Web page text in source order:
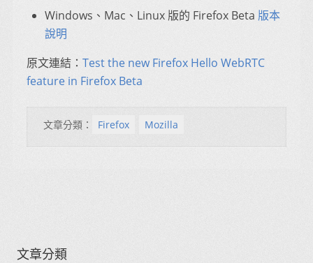
Windows、Mac、Linux 版的 Firefox Beta 版本
說明
原文連結： Test the new Firefox Hello WebRTC
feature in Firefox Beta
文章分類： Firefox Mozilla
文章分類